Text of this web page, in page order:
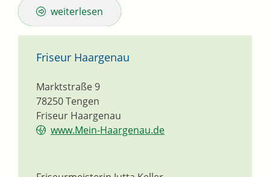
weiterlesen
Friseur Haargenau
Friseur Haargenau
Marktstraße 9
78250Tengen
www.Mein-Haargenau.de